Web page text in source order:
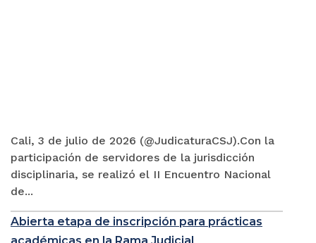
Cali, 3 de julio de 2026 (@JudicaturaCSJ).Con la
participación de servidores de la jurisdicción
disciplinaria, se realizó el II Encuentro Nacional
de...
Abierta etapa de inscripción para prácticas
académicas en la Rama Judicial